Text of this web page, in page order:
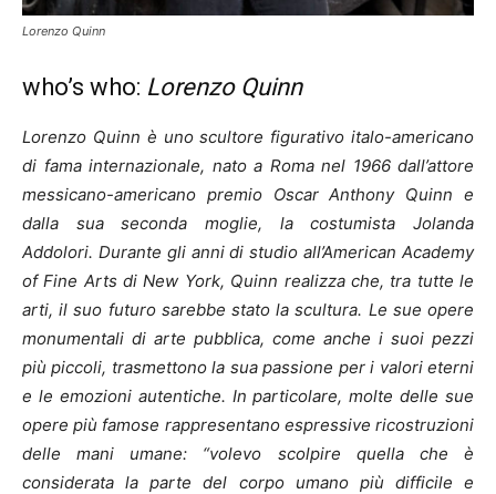
Lorenzo Quinn
who’s who: Lorenzo Quinn
Lorenzo Quinn è uno scultore figurativo italo-americano
di fama internazionale, nato a Roma nel 1966 dall’attore
messicano-americano premio Oscar Anthony Quinn e
dalla sua seconda moglie, la costumista Jolanda
Addolori. Durante gli anni di studio all’American Academy
of Fine Arts di New York, Quinn realizza che, tra tutte le
arti, il suo futuro sarebbe stato la scultura. Le sue opere
monumentali di arte pubblica, come anche i suoi pezzi
più piccoli, trasmettono la sua passione per i valori eterni
e le emozioni autentiche. In particolare, molte delle sue
opere più famose rappresentano espressive ricostruzioni
delle mani umane: “volevo scolpire quella che è
considerata la parte del corpo umano più difficile e